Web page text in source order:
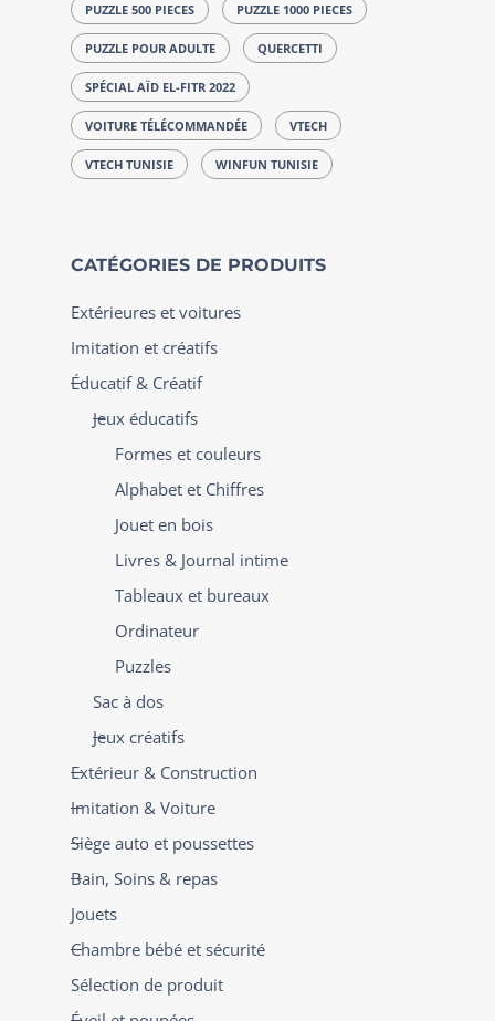
PUZZLE 500 PIECES PUZZLE 1000 PIECES
PUZZLE POUR ADULTE QUERCETTI
SPÉCIAL AÏD EL-FITR 2022
VOITURE TÉLÉCOMMANDÉE VTECH
VTECH TUNISIE WINFUN TUNISIE
CATÉGORIES DE PRODUITS
Extérieures et voitures
Imitation et créatifs
Éducatif & Créatif
Jeux éducatifs
Formes et couleurs
Alphabet et Chiffres
Jouet en bois
Livres & Journal intime
Tableaux et bureaux
Ordinateur
Puzzles
Sac à dos
Jeux créatifs
Extérieur & Construction
Imitation & Voiture
Siège auto et poussettes
Bain, Soins & repas
Jouets
Chambre bébé et sécurité
Sélection de produit